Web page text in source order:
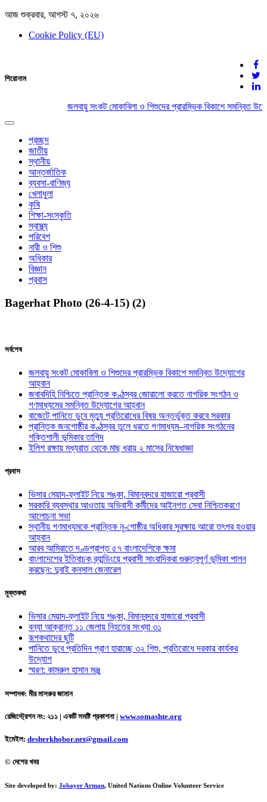
আজ শুক্রবার, আগস্ট ৭, ২০২৬
Cookie Policy (EU)
দেশের খবর
যুক্ত থাকুন দেশের সঙ্গে
শিরোনাম
জলবায়ু সংকট মোকাবিলা ও শিশুদের প্রারম্ভিক বিকাশে সমন্বিত
Toggle
navigation
প্রচ্ছদ
জাতীয়
স্থানীয়
আন্তর্জাতিক
ব্যবসা-বাণিজ্য
খেলাধুলা
কৃষি
শিক্ষা-সংস্কৃতি
স্বাস্থ্য
পরিবেশ
নারী ও শিশু
অধিকার
বিজ্ঞান
প্রবাস
Bagerhat Photo (26-4-15) (2)
সর্বশেষ
জলবায়ু সংকট মোকাবিলা ও শিশুদের প্রারম্ভিক বিকাশে সমন্বিত উদ্যোগের
আহ্বান
জবাবদিহি নিশ্চিতে প্রান্তিক কণ্ঠস্বর জোরালো করতে নাগরিক সংগঠন ও
গণমাধ্যমের সমন্বিত উদ্যোগের আহ্বান
বাজেটে পানিতে ডুবে মৃত্যু প্রতিরোধের বিষয় অন্তর্ভুক্ত করবে সরকার
প্রান্তিক জনগোষ্ঠীর কণ্ঠস্বর তুলে ধরতে গণমাধ্যম–নাগরিক সংগঠনের
শক্তিশালী ভূমিকার তাগিদ
ইলিশ রক্ষায় মধ্যরাত থেকে মাছ ধরায় ২ মাসের নিষেধাজ্ঞা
প্রবাস
ভিসার মেয়াদ-ফ্লাইট নিয়ে শঙ্কা, বিমানবন্দরে হাজারো প্রবাসী
সরকারি ব্যবস্থার আওতায় অভিবাসী কর্মীদের আইনগত সেবা নিশ্চিতকরণে
আলোচনা সভা
স্থানীয় গণমাধ্যমকে প্রান্তিক নৃ-গোষ্ঠীর অধিকার সুরক্ষায় আরো তৎপর হওয়ার
আহ্বান
আরব আমিরাতে দণ্ডপ্রাপ্ত ৫৭ বাংলাদেশিকে ক্ষমা
বাংলাদেশের ইতিবাচক ব্র্যান্ডিংয়ে প্রবাসী সাংবাদিকরা গুরুত্বপূর্ণ ভূমিকা পালন
করছেন: দুবাই কনসাল জেনারেল
মুক্তকথা
ভিসার মেয়াদ-ফ্লাইট নিয়ে শঙ্কা, বিমানবন্দরে হাজারো প্রবাসী
বন্যা আক্রান্ত ১১ জেলায় নিহতের সংখ্যা ৩১
রূপকথাদের ছুটি
পানিতে ডুবে প্রতিদিন প্রাণ হারাচ্ছে ৩২ শিশু, প্রতিরোধে দরকার কার্যকর
উদ্যোগ
স্মরণ: কামরুল হাসান মঞ্জু
সম্পাদক: মীর মাসরুর জামান
রেজিস্ট্রেশন নং: ২১১ | একটি সমষ্টি প্রকাশনা | www.somashte.org
ইমেইল: desherkhobor.net@gmail.com
© দেশের খবর
Site developed by: Jobayer Arman, United Nations Online Volunteer Service